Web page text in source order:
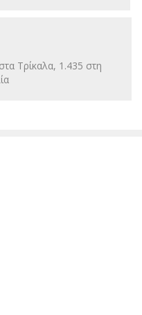
Τρίκαλα, 1.435 στη